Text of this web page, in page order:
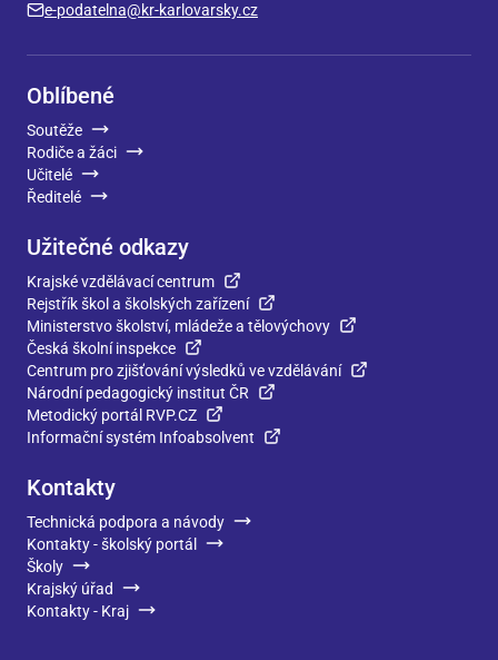
e-podatelna@kr-karlovarsky.cz
Oblíbené
Soutěže
Rodiče a žáci
Učitelé
Ředitelé
Užitečné odkazy
Krajské vzdělávací centrum
Rejstřík škol a školských zařízení
Ministerstvo školství, mládeže a tělovýchovy
Česká školní inspekce
Centrum pro zjišťování výsledků ve vzdělávání
Národní pedagogický institut ČR
Metodický portál RVP.CZ
Informační systém Infoabsolvent
Kontakty
Technická podpora a návody
Kontakty - školský portál
Školy
Krajský úřad
Kontakty - Kraj